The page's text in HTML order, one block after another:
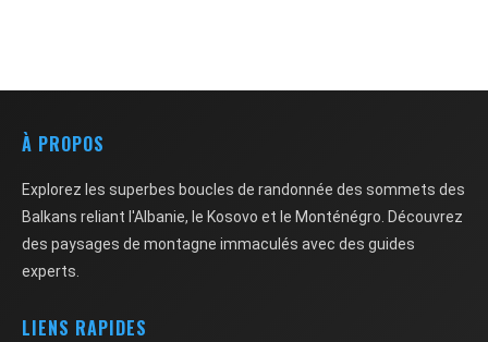
À PROPOS
Explorez les superbes boucles de randonnée des sommets des
Balkans reliant l'Albanie, le Kosovo et le Monténégro. Découvrez
des paysages de montagne immaculés avec des guides
experts.
LIENS RAPIDES